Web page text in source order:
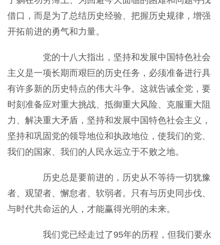
借口，而是为了总结历史经验、把握历史规律，增强
开拓前进的勇气和力量。
党的十八大指出，坚持和发展中国特色社会
主义是一项长期而艰巨的历史任务，必须准备进行具
有许多新的历史特点的伟大斗争。这就告诫全党，要
时刻准备应对重大挑战、抵御重大风险、克服重大阻
力、解决重大矛盾，坚持和发展中国特色社会主义，
坚持和巩固党的领导地位和执政地位，使我们的党、
我们的国家、我们的人民永远立于不败之地。
历史总是要前进的，历史从不等待一切犹豫
者、观望者、懈怠者、软弱者。只有与历史同步伐、
与时代共命运的人，才能赢得光明的未来。
我们党已经走过了95年的历程，但我们要永